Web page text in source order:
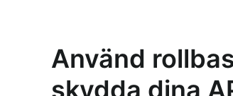
Använd